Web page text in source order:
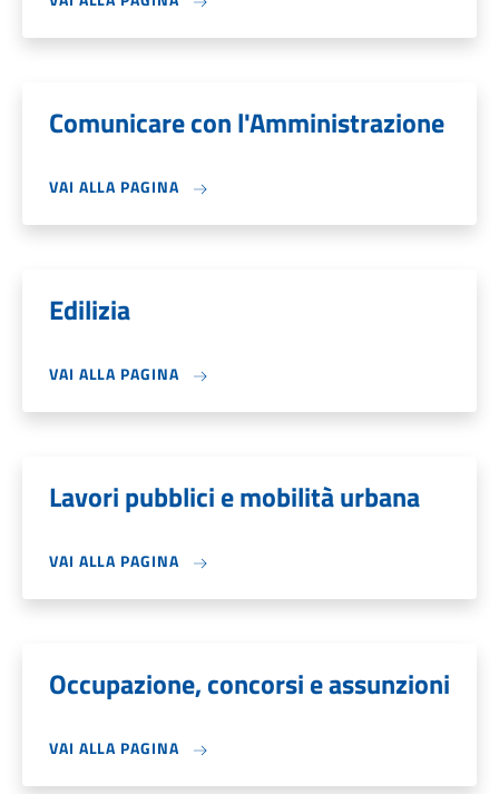
Comunicare con l'Amministrazione
VAI ALLA PAGINA
Edilizia
VAI ALLA PAGINA
Lavori pubblici e mobilità urbana
VAI ALLA PAGINA
Occupazione, concorsi e assunzioni
VAI ALLA PAGINA